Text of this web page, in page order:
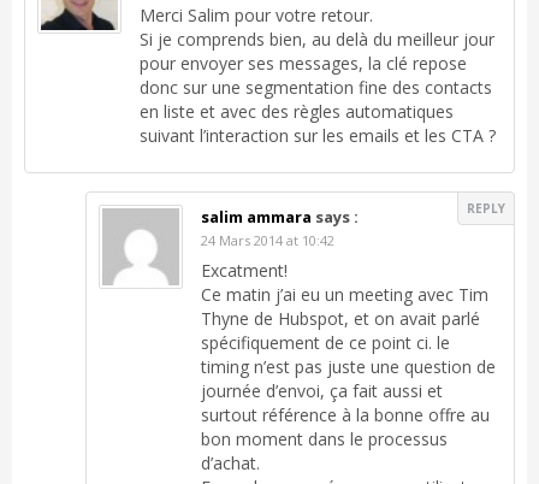
Merci Salim pour votre retour.
Si je comprends bien, au delà du meilleur jour
pour envoyer ses messages, la clé repose
donc sur une segmentation fine des contacts
en liste et avec des règles automatiques
suivant l’interaction sur les emails et les CTA ?
salim ammara says : REPLY
24 Mars 2014 at 10:42
Excatment!
Ce matin j’ai eu un meeting avec Tim
Thyne de Hubspot, et on avait parlé
spécifiquement de ce point ci. le
timing n’est pas juste une question de
journée d’envoi, ça fait aussi et
surtout référence à la bonne offre au
bon moment dans le processus
d’achat.